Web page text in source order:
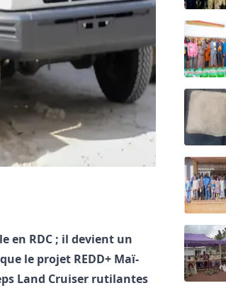
en RDC ; il devient un
le projet REDD+ Maï-
Land Cruiser rutilantes